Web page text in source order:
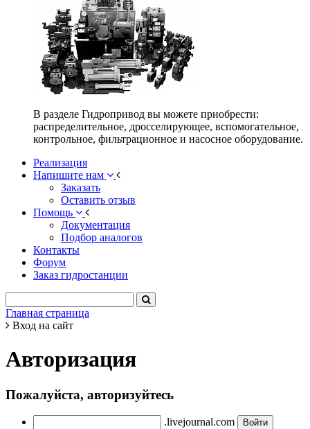
В разделе Гидропривод вы можете приобрести:
распределительное, дросселирующее, вспомогательное,
контрольное, фильтрационное и насосное оборудование.
Реализация
Напишите нам
Заказать
Оставить отзыв
Помощь
Документация
Подбор аналогов
Контакты
Форум
Заказ гидростанции
Главная страница
Вход на сайт
Авторизация
Пожалуйста, авторизуйтесь
.livejournal.com